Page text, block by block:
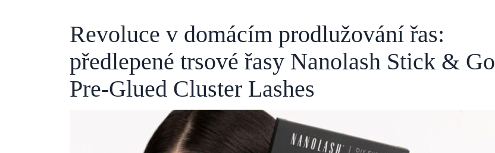
Revoluce v domácím prodlužování řas:
předlepené trsové řasy Nanolash Stick & Go
Pre-Glued Cluster Lashes